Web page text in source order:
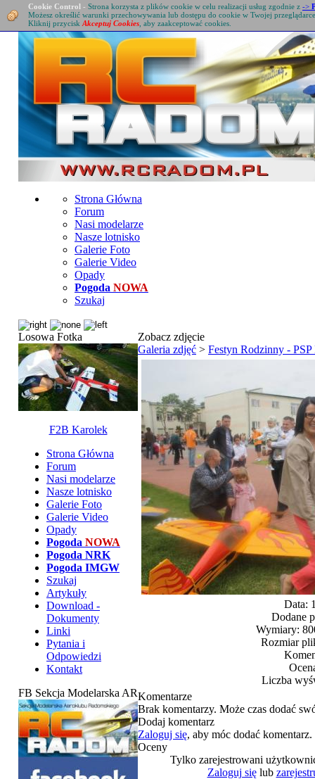
Strona Główna
Forum
Nasi modelarze
Nasze lotnisko
Galerie Foto
Galerie Video
Opady
Pogoda NOWA
Szukaj
Losowa Fotka
F2B Karolek
Strona Główna
Forum
Nasi modelarze
Nasze lotnisko
Galerie Foto
Galerie Video
Opady
Pogoda NOWA
Pogoda NRK
Pogoda IMGW
Szukaj
Artykuły
Download -
Dokumenty
Linki
Pytania i
Odpowiedzi
Kontakt
FB Sekcja Modelarska AR
Cookie Control - Strona korzysta z plików cookie w celu realizacji usług zgodnie z ->
Możesz określić warunki przechowywania lub dostępu do cookie w Twojej
Kliknij przycisk Akceptuj Cookies , aby zaakceptować cookies.
Zobacz zdjęcie
Galeria zdjęć > Festyn Rodzinny -
Data:
Dodane
Wymiary:
Rozmiar
Liczba
Komentarze
Brak komentarzy. Może czas dodać
Dodaj komentarz
Zaloguj się, aby móc dodać komentarz.
Oceny
Tylko zarejestrowani
Zaloguj sięlub